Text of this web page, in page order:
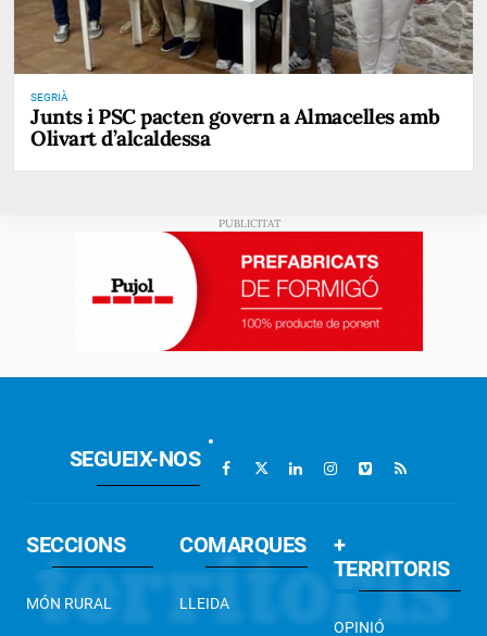
SEGRIÀ
Junts i PSC pacten govern a Almacelles amb
Olivart d’alcaldessa
SEGUEIX-NOS
SECCIONS
MÓN RURAL
COMARQUES
LLEIDA
+
TERRITORIS
OPINIÓ